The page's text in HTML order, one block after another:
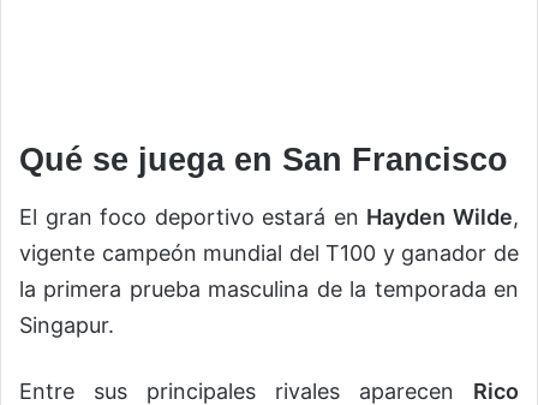
Qué se juega en San Francisco
El gran foco deportivo estará en Hayden Wilde,
vigente campeón mundial del T100 y ganador de
la primera prueba masculina de la temporada en
Singapur.
Entre sus principales rivales aparecen Rico